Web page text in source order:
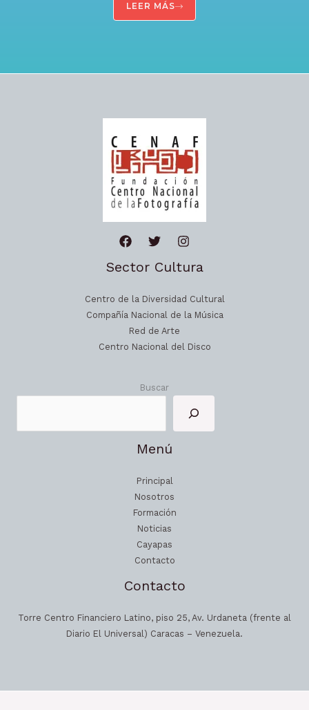
LEER MÁS
Sector Cultura
Centro de la Diversidad Cultural
Compañía Nacional de la Música
Red de Arte
Centro Nacional del Disco
Buscar
Menú
Principal
Nosotros
Formación
Noticias
Cayapas
Contacto
Contacto
Torre Centro Financiero Latino, piso 25, Av. Urdaneta (frente al
Diario El Universal) Caracas – Venezuela.